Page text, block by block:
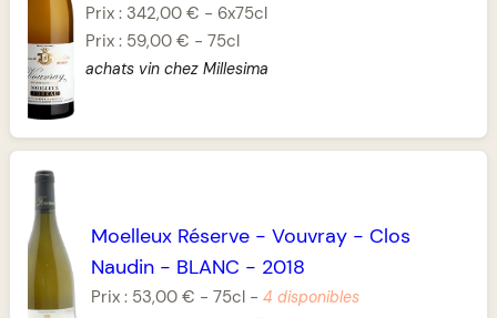
Prix : 342,00 € - 6x75cl
Prix : 59,00 € - 75cl
achats vin chez Millesima
Moelleux Réserve -Vouvray - Clos
Naudin - BLANC - 2018
Prix : 53,00 € -75cl -4 disponibles